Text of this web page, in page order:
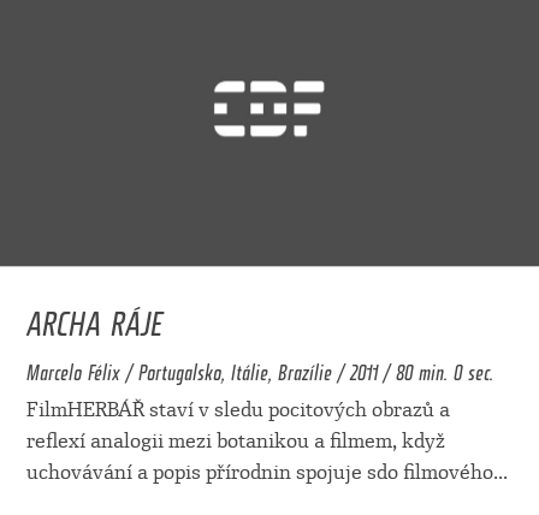
ARCHA RÁJE
Marcelo Félix / Portugalsko, Itálie, Brazílie / 2011 / 80 min. 0 sec.
FilmHERBÁŘ staví v sledu pocitových obrazů a
reflexí analogii mezi botanikou a filmem, když
uchovávání a popis přírodnin spojuje sdo filmového...